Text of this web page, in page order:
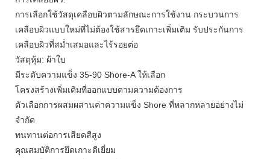
การเลือกใช้วัสดุเคลือบผิวตามลักษณะการใช้งาน กระบวนการ
เคลือบผิวแบบใหม่ที่ไม่ต้องใช้สารยึดเกาะเพิ่มเติม รับประกันการ
เคลือบผิวที่สม่ำเสมอและไร้รอยต่อ
วัสดุหุ้ม: ผ้าใบ
มีระดับความแข็ง 35-90 Shore-A ให้เลือก
โครงสร้างเพิ่มเติมที่ออกแบบตามความต้องการ
ตัวเลือกการผสมผสานค่าความแข็ง Shore ที่หลากหลายอย่างไม่
จำกัด
ทนทานต่อการเสียดสีสูง
คุณสมบัติการยึดเกาะดีเยี่ยม